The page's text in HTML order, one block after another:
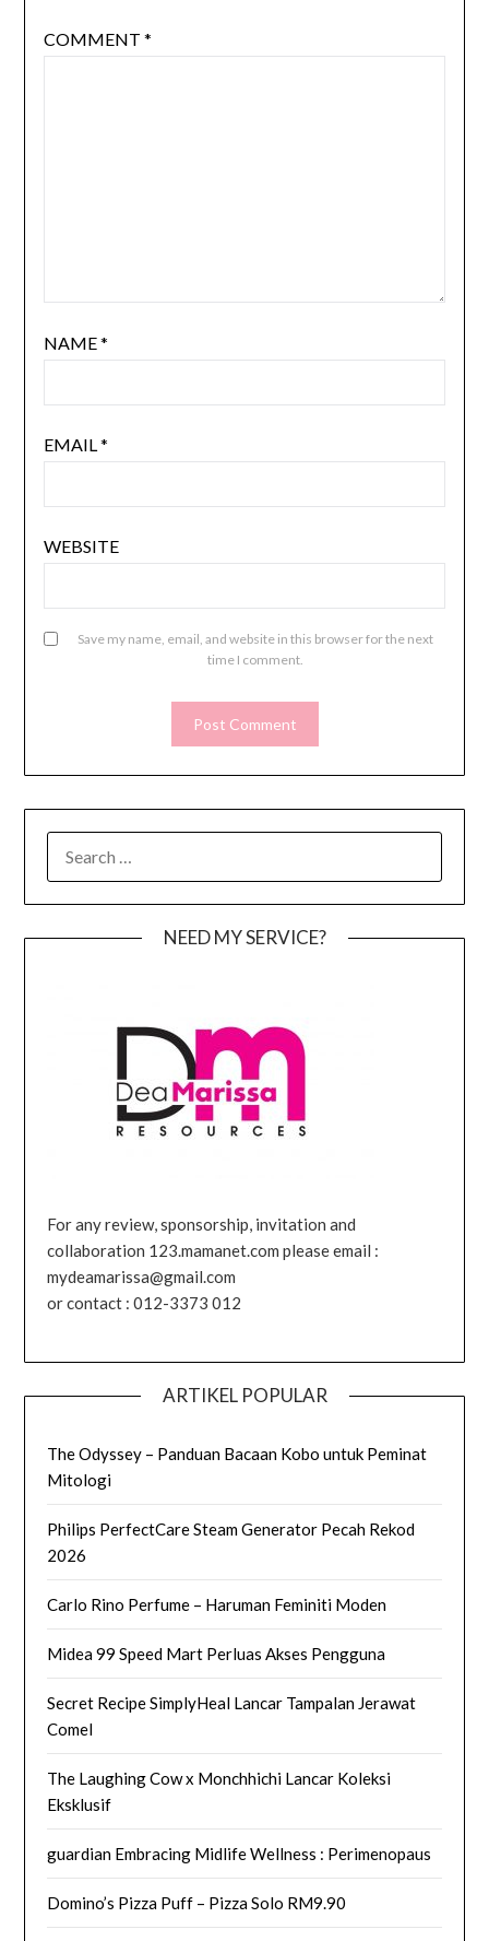
COMMENT *
NAME*
EMAIL*
WEBSITE
Save my name, email, and website in this browser for the next
time I comment.
FOR:
NEED MY SERVICE?
For any review, sponsorship, invitation and
collaboration 123.mamanet.com please email :
mydeamarissa@gmail.com
or contact : 012-3373 012
ARTIKEL POPULAR
The Odyssey – Panduan Bacaan Kobo untuk Peminat
Mitologi
Philips PerfectCare Steam Generator Pecah Rekod
2026
Carlo Rino Perfume – Haruman Feminiti Moden
Midea 99 Speed Mart Perluas Akses Pengguna
Secret Recipe SimplyHeal Lancar Tampalan Jerawat
Comel
The Laughing Cow x Monchhichi Lancar Koleksi
Eksklusif
guardian Embracing Midlife Wellness : Perimenopaus
Domino’s Pizza Puff – Pizza Solo RM9.90